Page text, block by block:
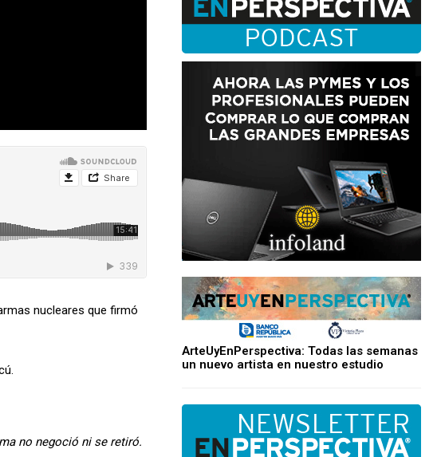
nucleares que firmó
no negoció ni se retiró.
ArteUyEnPerspectiva: Todas las semanas
un nuevo artista en nuestro estudio